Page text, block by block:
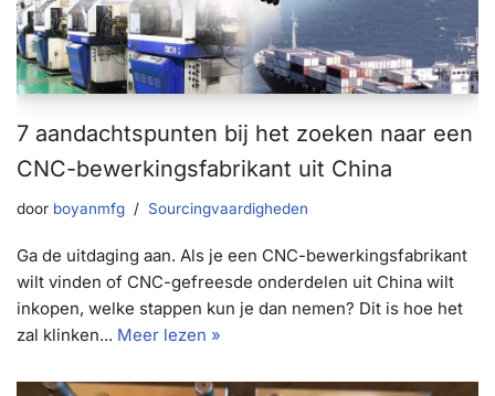
7 aandachtspunten bij het zoeken naar een
CNC-bewerkingsfabrikant uit China
door boyanmfg Sourcingvaardigheden
Ga de uitdaging aan. Als je een CNC-bewerkingsfabrikant
wilt vinden of CNC-gefreesde onderdelen uit China wilt
inkopen, welke stappen kun je dan nemen? Dit is hoe het
zal klinken... Meer lezen »